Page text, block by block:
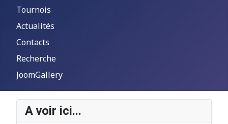
Tournois
Actualités
Contacts
Recherche
JoomGallery
A voir ici...